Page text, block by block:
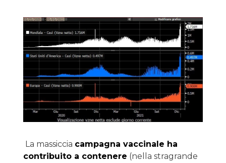
La massiccia campagna vaccinale ha
contribuito a contenere (nella stragrande